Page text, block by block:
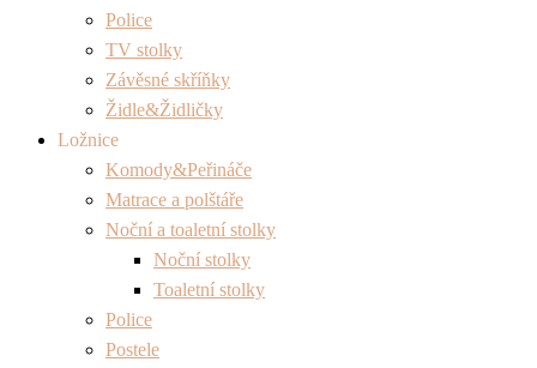
Police
TV stolky
Závěsné skříňky
Židle&Židličky
Ložnice
Komody&Peřináče
Matrace a polštáře
Noční a toaletní stolky
Noční stolky
Toaletní stolky
Police
Postele